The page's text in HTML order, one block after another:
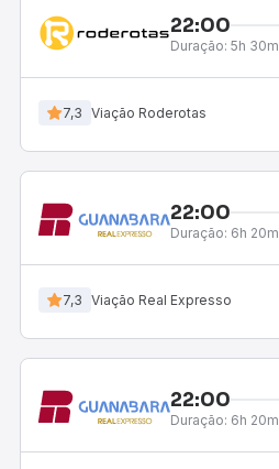
22:00
Duração: 5h 30m
7,3 Viação Roderotas
22:00
Duração: 6h 20m
7,3 Viação Real Expresso
22:00
Duração: 6h 20m